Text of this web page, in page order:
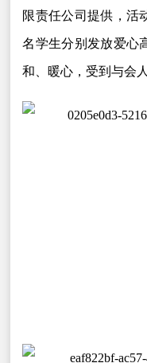
限责任公司提供，活
名学生分别发放爱心
和、暖心，受到与会